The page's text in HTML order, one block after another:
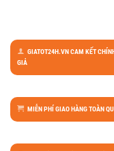
GIATOT24H.VN CAM KẾT
GIẢ
MIỄN PHÍ GIAO HÀNG TOÀN